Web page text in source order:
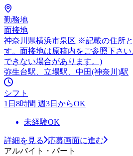
勤務地
面接地
神奈川県横浜市泉区 ※記載の住所
す。面接地は原稿内をご参照下さ
できない場合があります。)
弥生台駅、立場駅、中田(神奈川)駅
シフト
1日8時間 週3日からOK
未経験OK
詳細を見る
応募画面に進む
アルバイト・パート